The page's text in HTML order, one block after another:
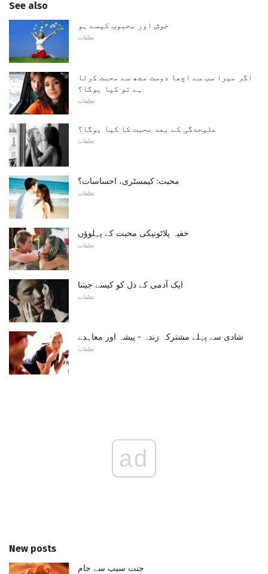
See also
خوش اور محبوب کیسے ہو
تعلقات
اگر میرا سب سے اچھا دوست مجھ سے محبت کرتا
ہے تو کیا ہوگا؟
تعلقات
علیحدگی کے بعد محبت کا کیا ہوگا؟
تعلقات
محبت: کیمسٹری، احساسات؟
تعلقات
خفیہ پلاٹونیکی محبت کے پہلوؤں
تعلقات
ایک آدمی کے دل کو کیسے جیتنا
تعلقات
شادی سے پہلے مشترکہ زندہ - پیشہ اور معاہدے
تعلقات
ad
New posts
جنت سیب سے جام